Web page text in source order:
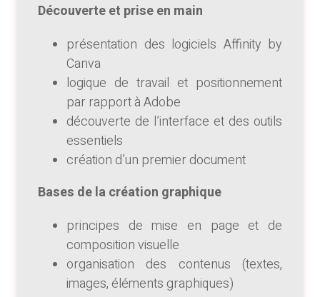
Découverte et prise en main
présentation des logiciels Affinity by
Canva
logique de travail et positionnement
par rapport à Adobe
découverte de l’interface et des outils
essentiels
création d’un premier document
Bases de la création graphique
principes de mise en page et de
composition visuelle
organisation des contenus (textes,
images, éléments graphiques)